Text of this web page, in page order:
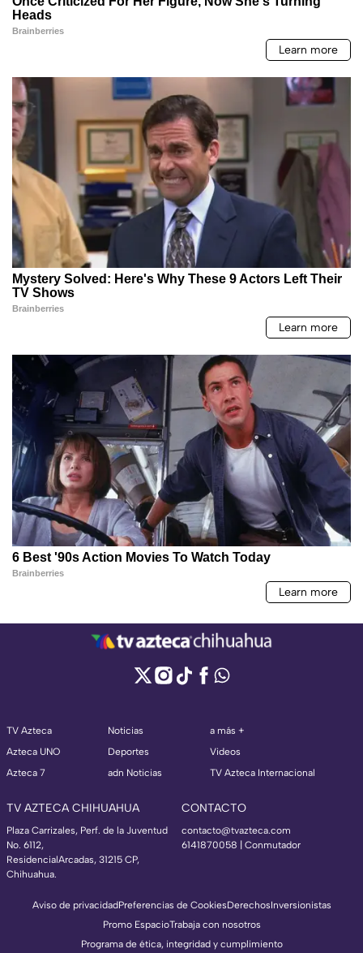
TV Azteca
Azteca UNO
Azteca 7
Noticias
Deportes
adn Noticias
a más +
Videos
TV Azteca Internacional
TV AZTECA CHIHUAHUA
Plaza Carrizales, Perf. de la Juventud
No. 6112,
ResidencialArcadas, 31215 CP,
Chihuahua.
CONTACTO
contacto@tvazteca.com
6141870058 | Conmutador
Aviso de privacidadPreferencias de CookiesDerechosInversionistas
Promo EspacioTrabaja con nosotros
Programa de ética, integridad y cumplimiento